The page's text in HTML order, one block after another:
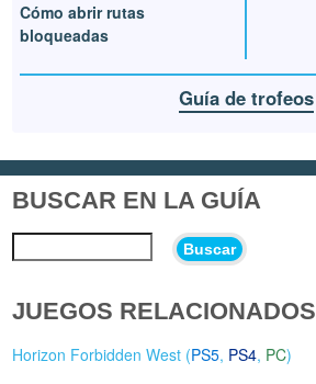
Cómo abrir rutas
bloqueadas
Guía de trofeos
BUSCAR EN LA GUÍA
Buscar
JUEGOS RELACIONADOS
Horizon Forbidden West (PS5, PS4, PC)